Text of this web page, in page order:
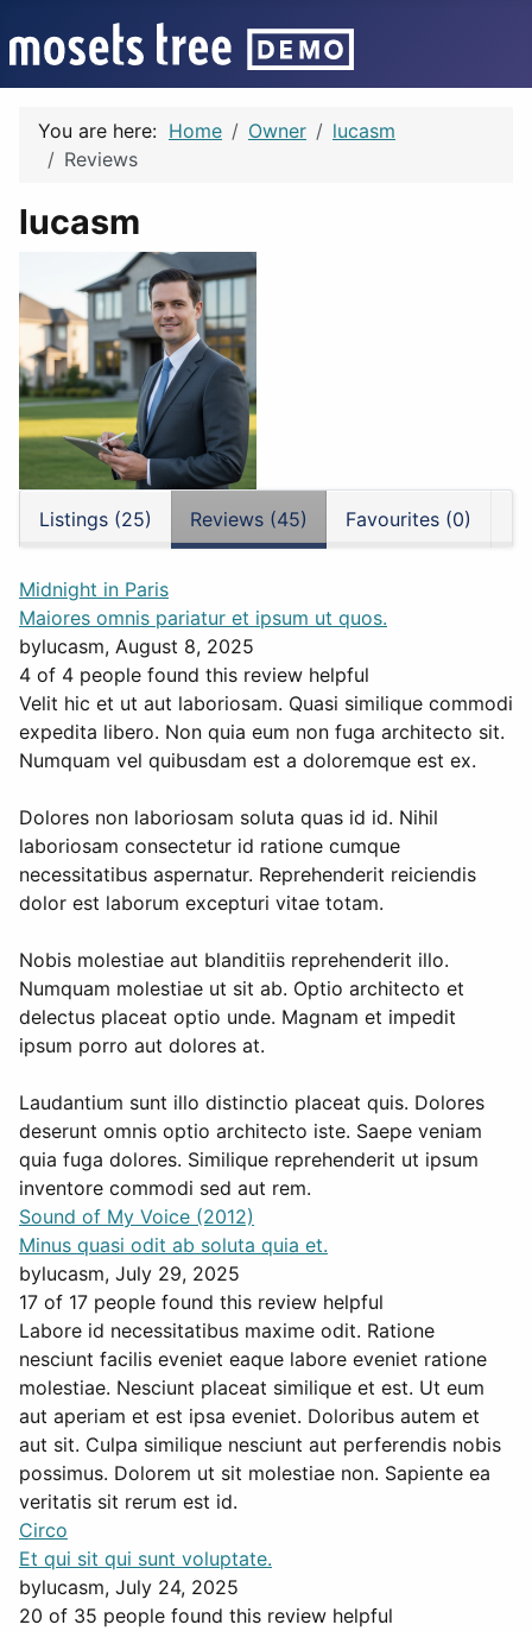
You are here: Home Owner
lucasm
Reviews
lucasm
Listings (25) Reviews (45) Favourites (0)
Midnight in Paris
Maiores omnis pariatur et ipsum ut quos.
bylucasm, August 8, 2025
4 of 4 people found this review helpful
Velit hic et ut aut laboriosam. Quasi similique commodi
expedita libero. Non quia eum non fuga architecto sit.
Numquam vel quibusdam est a doloremque est ex.
Dolores non laboriosam soluta quas id id. Nihil
laboriosam consectetur id ratione cumque
necessitatibus aspernatur. Reprehenderit reiciendis
dolor est laborum excepturi vitae totam.
Nobis molestiae aut blanditiis reprehenderit illo.
Numquam molestiae ut sit ab. Optio architecto et
delectus placeat optio unde. Magnam et impedit
ipsum porro aut dolores at.
Laudantium sunt illo distinctio placeat quis. Dolores
deserunt omnis optio architecto iste. Saepe veniam
quia fuga dolores. Similique reprehenderit ut ipsum
inventore commodi sed aut rem.
Sound of My Voice (2012)
Minus quasi odit ab soluta quia et.
bylucasm, July 29, 2025
17 of 17 people found this review helpful
Labore id necessitatibus maxime odit. Ratione
nesciunt facilis eveniet eaque labore eveniet ratione
molestiae. Nesciunt placeat similique et est. Ut eum
aut aperiam et est ipsa eveniet. Doloribus autem et
aut sit. Culpa similique nesciunt aut perferendis nobis
possimus. Dolorem ut sit molestiae non. Sapiente ea
veritatis sit rerum est id.
Circo
Et qui sit qui sunt voluptate.
bylucasm, July 24, 2025
20 of 35 people found this review helpful